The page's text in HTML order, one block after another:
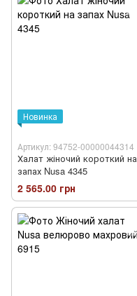
Новинка
Артикул: 94752-00000044314
Халат жіночий короткий на
запах Nusa 4345
2 565.00 грн